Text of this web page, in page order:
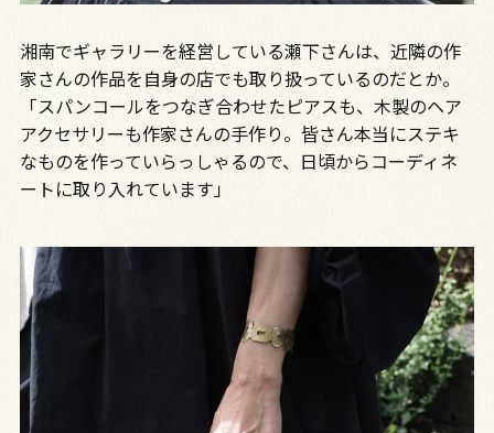
湘南でギャラリーを経営している瀬下さんは、近隣の作
家さんの作品を自身の店でも取り扱っているのだとか。
「スパンコールをつなぎ合わせたピアスも、木製のヘア
アクセサリーも作家さんの手作り。皆さん本当にステキ
なものを作っていらっしゃるので、日頃からコーディネ
ートに取り入れています」